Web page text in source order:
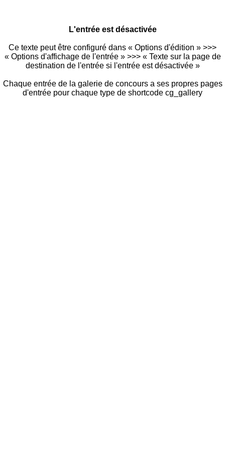
L'entrée est désactivée
Ce texte peut être configuré dans « Options d'édition » >>>
« Options d'affichage de l'entrée » >>> « Texte sur la page de
destination de l'entrée si l'entrée est désactivée »
Chaque entrée de la galerie de concours a ses propres pages
d'entrée pour chaque type de shortcode cg_gallery